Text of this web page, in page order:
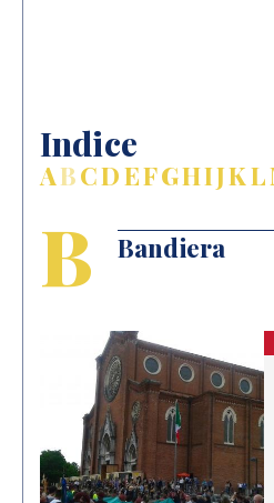
Indice
ABCDEFGHIJKL
B Bandiera